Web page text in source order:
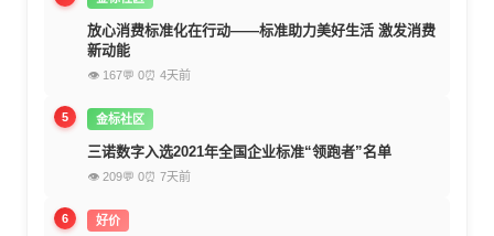
放心消费标准化在行动——标准助力美好生活 激发消费
新动能
👁 167💬 0⏰ 4天前
5 金标社区
三诺数字入选2021年全国企业标准“领跑者”名单
👁 209💬 0⏰ 7天前
6 好价